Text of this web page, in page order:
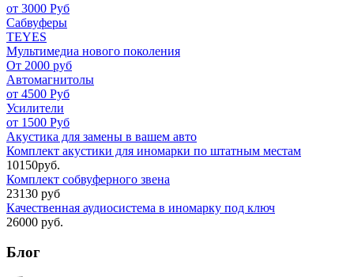
от 3000 Руб
Сабвуферы
TEYES
Мультимедиа нового поколения
От 2000 руб
Автомагнитолы
от 4500 Руб
Усилители
от 1500 Руб
Акустика для замены в вашем авто
Комплект акустики для иномарки по штатным местам
10150руб.
Комплект собвуферного звена
23130 руб
Качественная аудиосистема в иномарку под ключ
26000 руб.
Блог